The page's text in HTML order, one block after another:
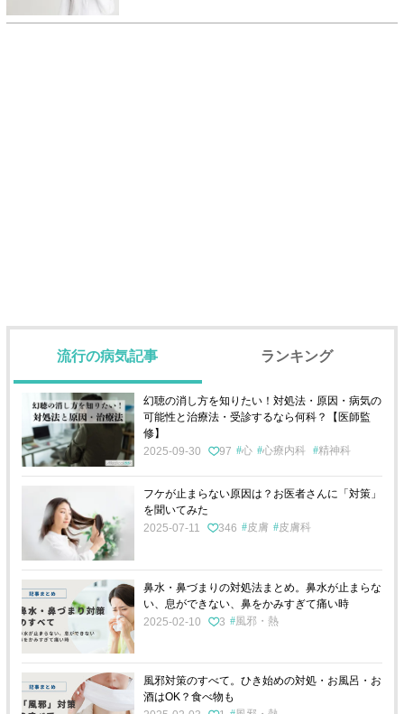
流行の病気記事 ランキング
幻聴の消し方を知りたい！対処法・原因・病気の
可能性と治療法・受診するなら何科？【医師監
修】
2025-09-30
97 心 心療内科 精神科
フケが止まらない原因は？お医者さんに「対策」
を聞いてみた
2025-07-11
346 皮膚 皮膚科
鼻水・鼻づまりの対処法まとめ。鼻水が止まらな
い、息ができない、鼻をかみすぎて痛い時
2025-02-10
3 風邪・熱
風邪対策のすべて。ひき始めの対処・お風呂・お
酒はOK？食べ物も